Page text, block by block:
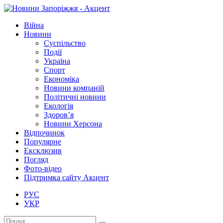
Війна
Новини
Суспільство
Події
Україна
Спорт
Економіка
Новини компаній
Політичні новини
Екологія
Здоров’я
Новини Херсона
Відпочинок
Популярне
Ексклюзив
Погляд
Фото-відео
Підтримка сайту Акцент
РУС
УКР